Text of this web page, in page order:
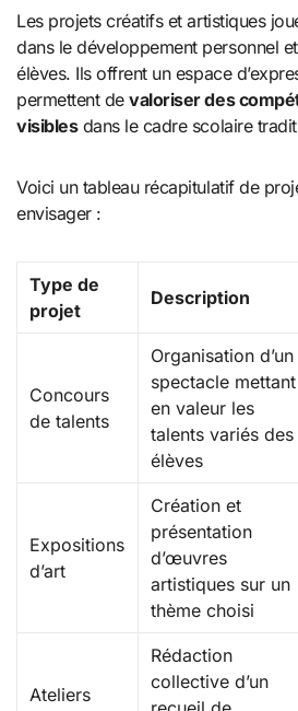
Les projets créatifs et artistiques
dans le développement personnel
élèves. Ils offrent un espace
permettent devaloriser des
visiblesdans le cadre scolaire
Voici un tableau récapitulatif de
envisager :
Type de
projet
Description
Concours
de talents
Organisation d’un
spectacle mettant
en valeur les
talents variés des
élèves
Expositions
d’art
Création et
présentation
d’œuvres
artistiques sur un
thème choisi
Ateliers
Rédaction
collective d’un